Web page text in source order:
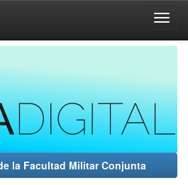
la Facultad Militar Conjunta